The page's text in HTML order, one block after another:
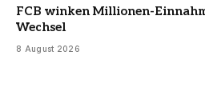
FCB winken Millionen-
Wechsel
8 August 2026